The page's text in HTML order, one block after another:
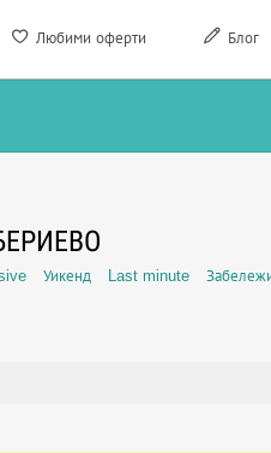
Любими оферти Блог
Уикенд Last minute